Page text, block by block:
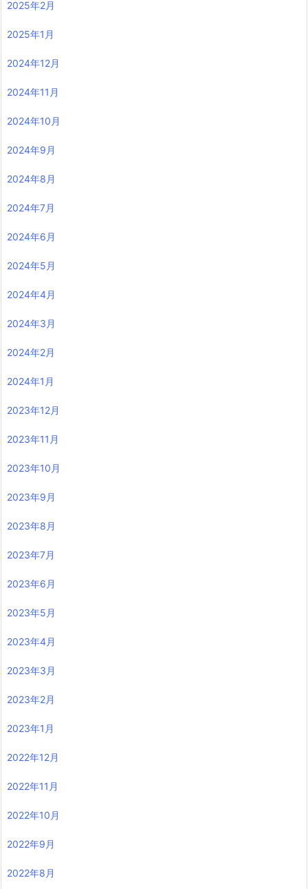
2025年2月
2025年1月
2024年12月
2024年11月
2024年10月
2024年9月
2024年8月
2024年7月
2024年6月
2024年5月
2024年4月
2024年3月
2024年2月
2024年1月
2023年12月
2023年11月
2023年10月
2023年9月
2023年8月
2023年7月
2023年6月
2023年5月
2023年4月
2023年3月
2023年2月
2023年1月
2022年12月
2022年11月
2022年10月
2022年9月
2022年8月